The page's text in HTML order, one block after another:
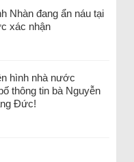
Nhàn đang ẩn náu tại
xác nhận
hình nhà nước
thông tin bà Nguyễn
Đức!